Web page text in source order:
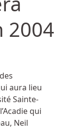
2004
aura lieu
Sainte-
qui
Neil